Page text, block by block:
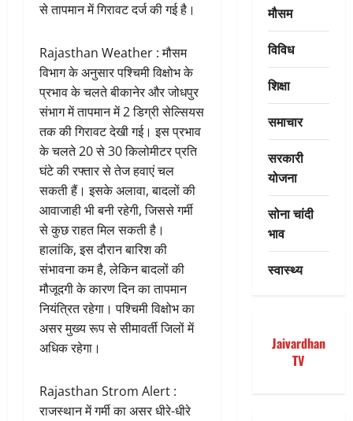
से तापमान में गिरावट दर्ज की गई है।
Rajasthan Weather : मौसम
विभाग के अनुसार पश्चिमी विक्षोभ के
प्रभाव के चलते बीकानेर और जोधपुर
संभाग में तापमान में 2 डिग्री सेल्सियस
तक की गिरावट देखी गई। इस प्रभाव
के चलते 20 से 30 किलोमीटर प्रति
घंटे की रफ्तार से तेज हवाएं चल
सकती हैं। इसके अलावा, बादलों की
आवाजाही भी बनी रहेगी, जिससे गर्मी
से कुछ राहत मिल सकती है।
हालांकि, इस दौरान बारिश की
संभावना कम है, लेकिन बादलों की
मौजूदगी के कारण दिन का तापमान
नियंत्रित रहेगा। पश्चिमी विक्षोभ का
असर मुख्य रूप से सीमावर्ती जिलों में
अधिक रहेगा।
Rajasthan Strom Alert :
राजस्थान में गर्मी का असर धीरे-धीरे
मौसम
विविध
शिक्षा
समाचार
सरकारी
योजना
सोना चांदी
भाव
स्वास्थ्य
Jaivardhan
TV